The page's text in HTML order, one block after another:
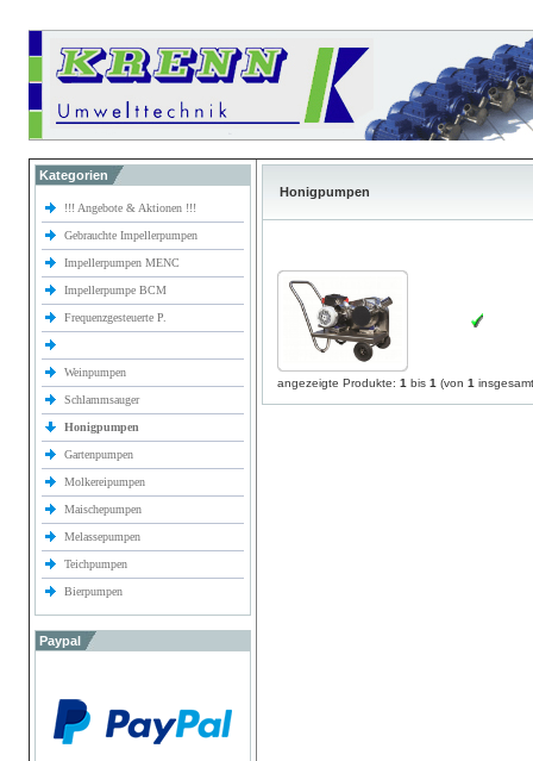
Kategorien
!!! Angebote & Aktionen !!!
Gebrauchte Impellerpumpen
Impellerpumpen MENC
Impellerpumpe BCM
Frequenzgesteuerte P.
Weinpumpen
Schlammsauger
Honigpumpen
Gartenpumpen
Molkereipumpen
Maischepumpen
Melassepumpen
Teichpumpen
Bierpumpen
Paypal
Honigpumpen
angezeigte Produkte: 1 bis 1 (von 1